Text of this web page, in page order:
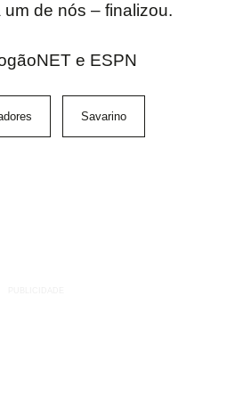
de nós – finalizou.
e ESPN
Savarino